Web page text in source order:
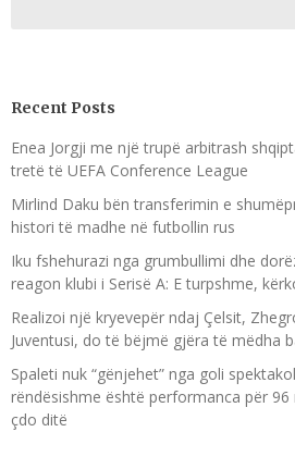
Recent Posts
Enea Jorgji me një trupë arbitrash
tretë të UEFA Conference League
Mirlind Daku bën transferimin e
histori të madhe në futbollin rus
Iku fshehurazi nga grumbullimi dhe
reagon klubi i Serisë A: E turpshme,
Realizoi një kryevepër ndaj Çelsit,
Juventusi, do të bëjmë gjëra të mëdha
Spaleti nuk “gënjehet” nga goli
rëndësishme është performanca për
çdo ditë